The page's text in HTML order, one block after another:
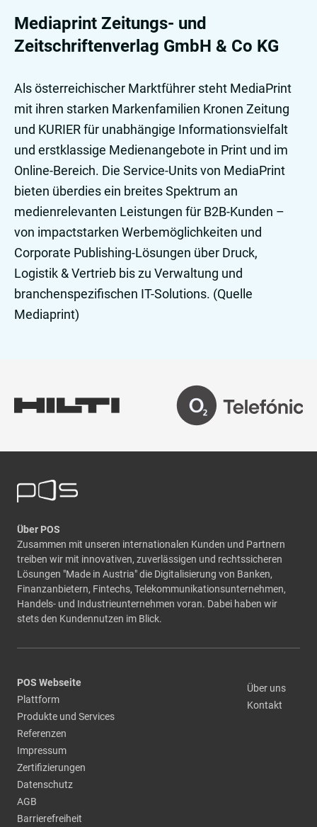
Mediaprint Zeitungs- und
Zeitschriftenverlag GmbH & Co KG
Als österreichischer Marktführer steht MediaPrint
mit ihren starken Markenfamilien Kronen Zeitung
und KURIER für unabhängige Informationsvielfalt
und erstklassige Medienangebote in Print und im
Online-Bereich. Die Service-Units von MediaPrint
bieten überdies ein breites Spektrum an
medienrelevanten Leistungen für B2B-Kunden –
von impactstarken Werbemöglichkeiten und
Corporate Publishing-Lösungen über Druck,
Logistik & Vertrieb bis zu Verwaltung und
branchenspezifischen IT-Solutions. (Quelle
Mediaprint)
Über POS
Zusammen mit unseren internationalen Kunden und Partnern
treiben wir mit innovativen, zuverlässigen und rechtssicheren
Lösungen "Made in Austria" die Digitalisierung von Banken,
Finanzanbietern, Fintechs, Telekommunikationsunternehmen,
Handels- und Industrieunternehmen voran. Dabei haben wir
stets den Kundennutzen im Blick.
POS Webseite
Plattform
Produkte und Services
Referenzen
Impressum
Zertifizierungen
Datenschutz
AGB
Barrierefreiheit
Über uns
Kontakt